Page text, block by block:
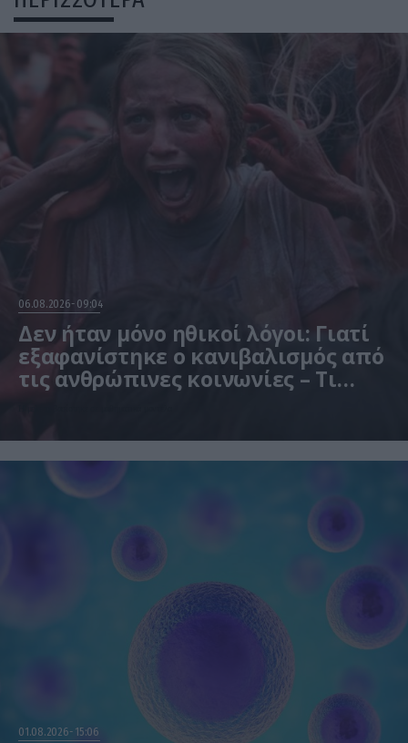
06.08.2026 09:04
Δεν ήταν μόνο ηθικοί λόγοι: Γιατί
εξαφανίστηκε ο κανιβαλισμός από
τις ανθρώπινες κοινωνίες – Τι
01.08.2026 15:06